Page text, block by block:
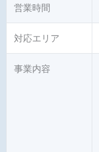
営業時間
対応エリア
事業内容